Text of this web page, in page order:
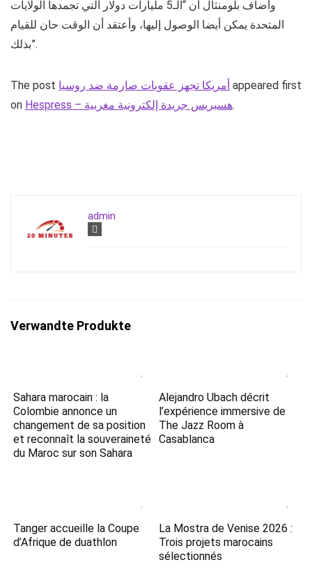
وأضاف بلومنثال أن “الـ5 مليارات دولار التي تجمدها الولايات
المتحدة يمكن أيضا الوصول إليها، وأعتقد أن الوقت حان للقيام
بذلك”.
The post أمريكا تجهز عقوبات صارمة ضد روسيا appeared first
on
Hespress – هسبريس جريدة إلكترونية مغربية.
admin
Verwandte Produkte
Sahara marocain : la
Colombie annonce un
changement de sa position
et reconnaît la souveraineté
du Maroc sur son Sahara
Alejandro Ubach décrit
l’expérience immersive de
The Jazz Room à
Casablanca
Tanger accueille la Coupe
d’Afrique de duathlon
La Mostra de Venise 2026 :
Trois projets marocains
sélectionnés